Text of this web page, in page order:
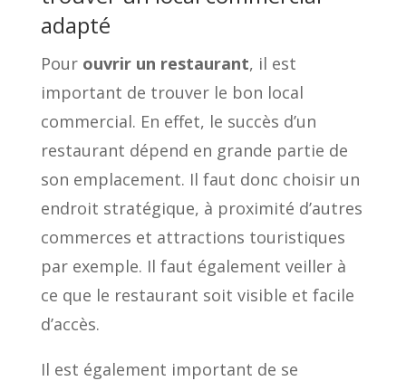
adapté
Pour ouvrir un restaurant, il est
important de trouver le bon local
commercial. En effet, le succès d’un
restaurant dépend en grande partie de
son emplacement. Il faut donc choisir un
endroit stratégique, à proximité d’autres
commerces et attractions touristiques
par exemple. Il faut également veiller à
ce que le restaurant soit visible et facile
d’accès.
Il est également important de se